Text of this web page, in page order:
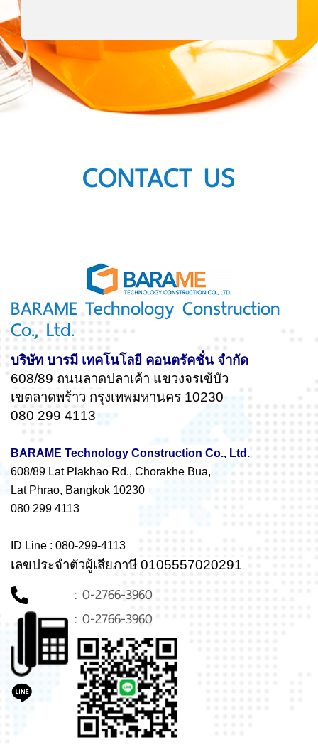
CONTACT US
BARAME Technology Construction
Co., Ltd.
บริษัท บารมี เทคโนโลยี คอนตรัคชั่น จำกัด
608/89 ถนนลาดปลาเค้า แขวงจรเข้บัว
เขตลาดพร้าว กรุงเทพมหานคร 10230
080 299 4113
BARAME Technology Construction Co., Ltd.
608/89 Lat Plakhao Rd., Chorakhe Bua,
Lat Phrao, Bangkok 10230
080 299 4113
ID Line : 080-299-4113
เลขประจำตัวผู้เสียภาษี 0105557020291
: 0-2766-3960
: 0-2766-3960